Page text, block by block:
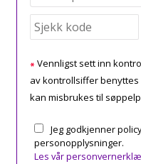
Vennligst sett inn
av kontrollsiffer
kan misbrukes til
Jeg godkjenner
personopplysninger.
Les vår